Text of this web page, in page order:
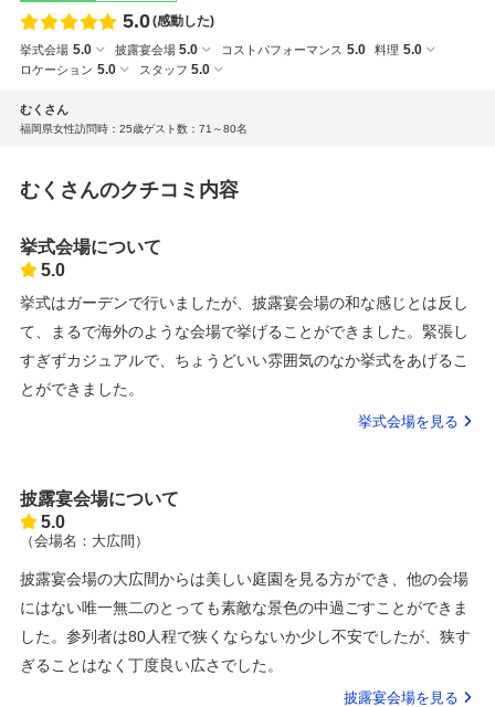
5.0(感動した)
挙式会場 5.0 披露宴会場 5.0 コストパフォーマンス 5.0 料理 5.0
ロケーション 5.0 スタッフ 5.0
むくさん
福岡県女性訪問時：25歳ゲスト数：71～80名
むくさんのクチコミ内容
挙式会場について
5.0
挙式はガーデンで行いましたが、披露宴会場の和な感じとは反し
て、まるで海外のような会場で挙げることができました。緊張し
すぎずカジュアルで、ちょうどいい雰囲気のなか挙式をあげるこ
とができました。
挙式会場を見る
披露宴会場について
5.0
（会場名：大広間）
披露宴会場の大広間からは美しい庭園を見る方ができ、他の会場
にはない唯一無二のとっても素敵な景色の中過ごすことができま
した。参列者は80人程で狭くならないか少し不安でしたが、狭す
ぎることはなく丁度良い広さでした。
披露宴会場を見る